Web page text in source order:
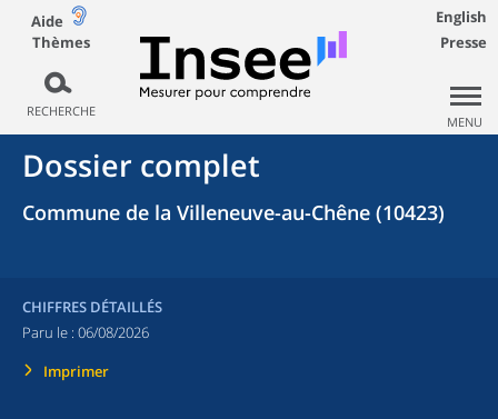
Aide
Thèmes
RECHERCHE
English
Presse
MENU
Dossier complet
Commune de la Villeneuve-au-Chêne (10423)
CHIFFRES DÉTAILLÉS
Paru le : 06/08/2026
Imprimer